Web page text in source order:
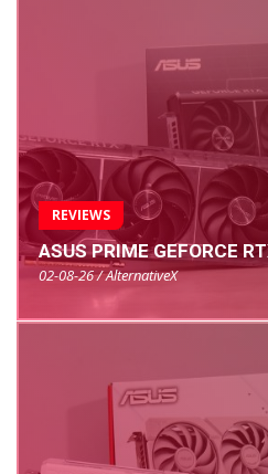
REVIEWS
ASUS PRIME GEFORCE
02-08-26 / AlternativeX